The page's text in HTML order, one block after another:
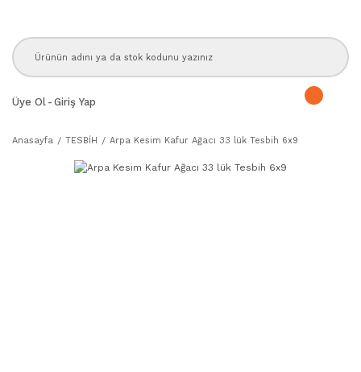
Üye Ol - Giriş Yap
Anasayfa TESBİH Arpa Kesim Kafur Ağacı 33 lük Tesbih 6x9